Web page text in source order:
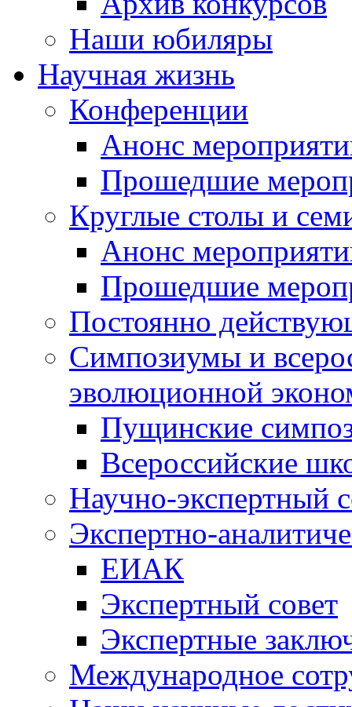
Наши юбиляры
Научная жизнь
Конференции
Анонс
Прошедшие
Круглые столы и
Анонс
Прошедшие
Постоянно
Симпозиумы и
эволюционной
Пущинские
Всероссийские
Научно-экспертный
Экспертно-
ЕИАК
Экспертный совет
Экспертные
Международное